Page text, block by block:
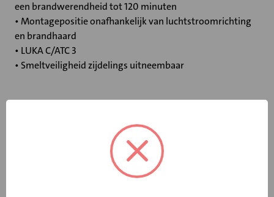
een brandwerendheid tot 120 minuten
• Montagepositie onafhankelijk van luchtstroomrichting
en brandhaard
• LUKA C/ATC 3
• Smeltveiligheid zijdelings uitneembaar
Elektromotor 230 V